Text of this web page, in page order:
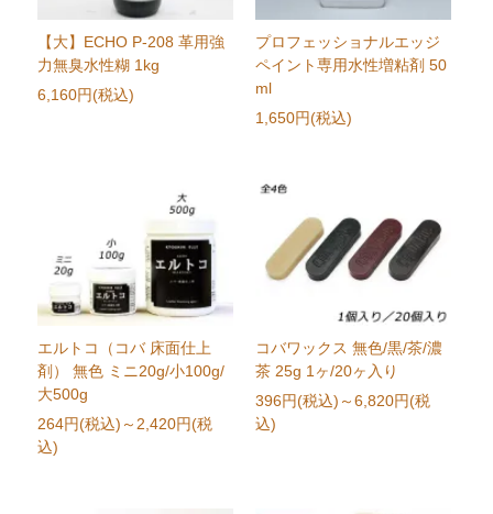
【大】ECHO P-208 革用強
力無臭水性糊 1kg
6,160円(税込)
プロフェッショナルエッジ
ペイント専用水性増粘剤 50
ml
1,650円(税込)
エルトコ（コバ 床面仕上
剤） 無色 ミニ20g/小100g/
大500g
264円(税込) ～2,420円(税
込)
コバワックス 無色/黒/茶/濃
茶 25g 1ヶ/20ヶ入り
396円(税込) ～6,820円(税
込)